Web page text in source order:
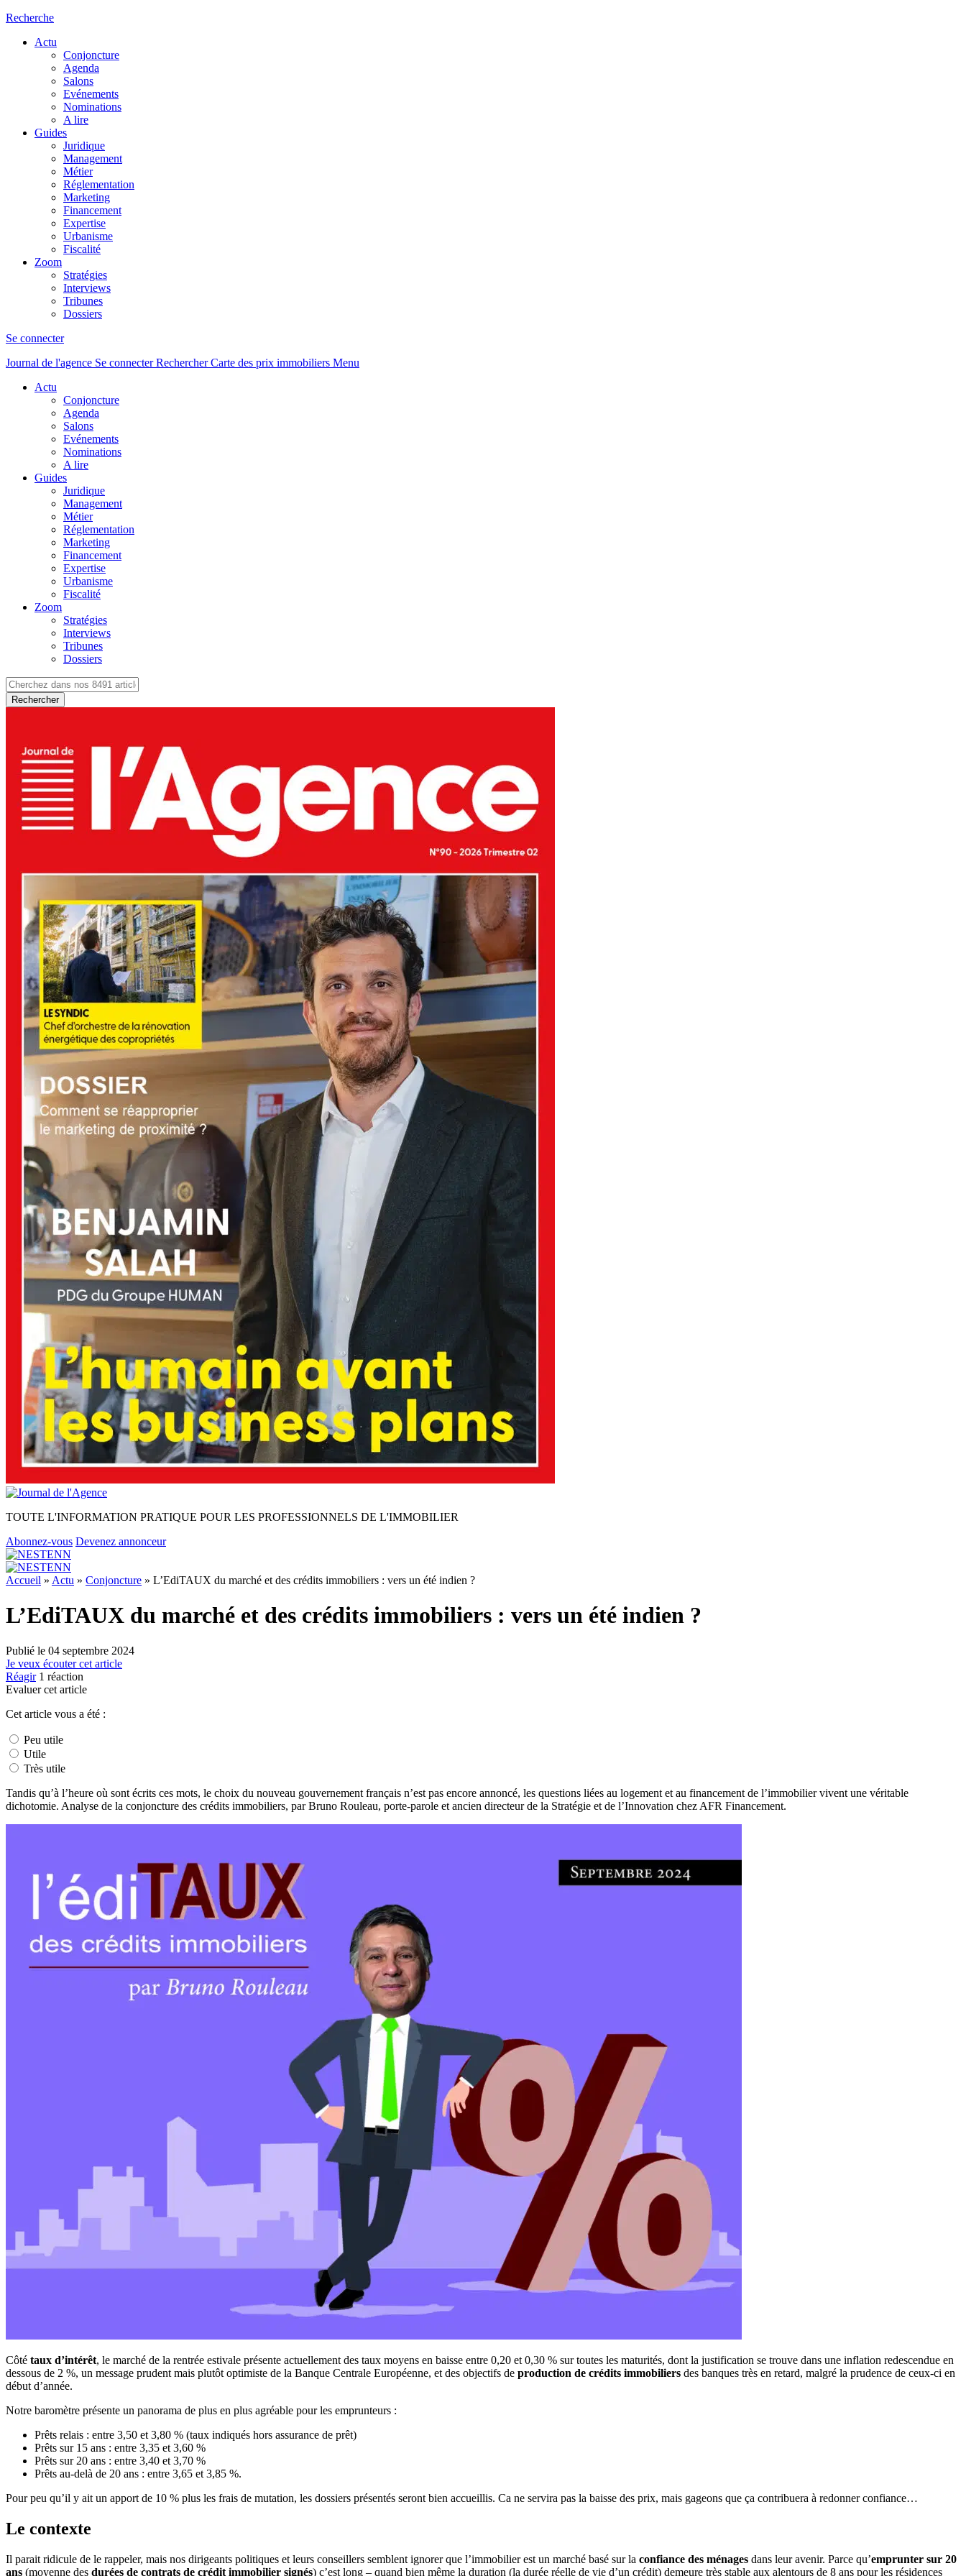
Recherche
Actu
Conjoncture
Agenda
Salons
Evénements
Nominations
A lire
Guides
Juridique
Management
Métier
Réglementation
Marketing
Financement
Expertise
Urbanisme
Fiscalité
Zoom
Stratégies
Interviews
Tribunes
Dossiers
Se connecter
Journal de l'agence Se connecterRechercher Carte des prix immobiliers Menu
Actu
Conjoncture
Agenda
Salons
Evénements
Nominations
A lire
Guides
Juridique
Management
Métier
Réglementation
Marketing
Financement
Expertise
Urbanisme
Fiscalité
Zoom
Stratégies
Interviews
Tribunes
Dossiers
Rechercher
TOUTE L'INFORMATION PRATIQUE POUR LES PROFESSIONNELS DE L'IMMOBILIER
Abonnez-vous Devenez annonceur
Accueil » Actu » Conjoncture » L’EdiTAUX du marché et des crédits immobiliers : vers un été indien ?
L’EdiTAUX du marché et des crédits immobiliers : vers un été indien ?
Publié le 04 septembre 2024
Je veux écouter cet article
Réagir 1 réaction
Evaluer cet article
Cet article vous a été :
Peu utile
Utile
Très utile
Tandis qu’à l’heure où sont écrits ces mots, le choix du nouveau gouvernement français n’est pas encore annoncé, les questions liées au logement et au financement de l’immobilier vivent une véritable
dichotomie. Analyse de la conjoncture des crédits immobiliers, par Bruno Rouleau, porte-parole et ancien directeur de la Stratégie et de l’Innovation chez AFR Financement.
Côté taux d’intérêt, le marché de la rentrée estivale présente actuellement des taux moyens en baisse entre 0,20 et 0,30 % sur toutes les maturités, dont la justification se trouve dans une inflation redescendue en
dessous de 2 %, un message prudent mais plutôt optimiste de la Banque Centrale Européenne, et des objectifs de production de crédits immobiliers des banques très en retard, malgré la prudence de ceux-ci en
début d’année.
Notre baromètre présente un panorama de plus en plus agréable pour les emprunteurs :
Prêts relais : entre 3,50 et 3,80 % (taux indiqués hors assurance de prêt)
Prêts sur 15 ans : entre 3,35 et 3,60 %
Prêts sur 20 ans : entre 3,40 et 3,70 %
Prêts au-delà de 20 ans : entre 3,65 et 3,85 %.
Pour peu qu’il y ait un apport de 10 % plus les frais de mutation, les dossiers présentés seront bien accueillis. Ca ne servira pas la baisse des prix, mais gageons que ça contribuera à redonner confiance…
Le contexte
Il parait ridicule de le rappeler, mais nos dirigeants politiques et leurs conseillers semblent ignorer que l’immobilier est un marché basé sur la confiance des ménages dans leur avenir. Parce qu’emprunter sur 20
ans (moyenne des durées de contrats de crédit immobilier signés) c’est long – quand bien même la duration (la durée réelle de vie d’un crédit) demeure très stable aux alentours de 8 ans pour les résidences